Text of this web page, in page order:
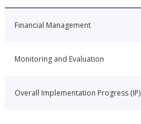
Financial Management
Monitoring and Evaluation
Overall Implementation Progress (IP)